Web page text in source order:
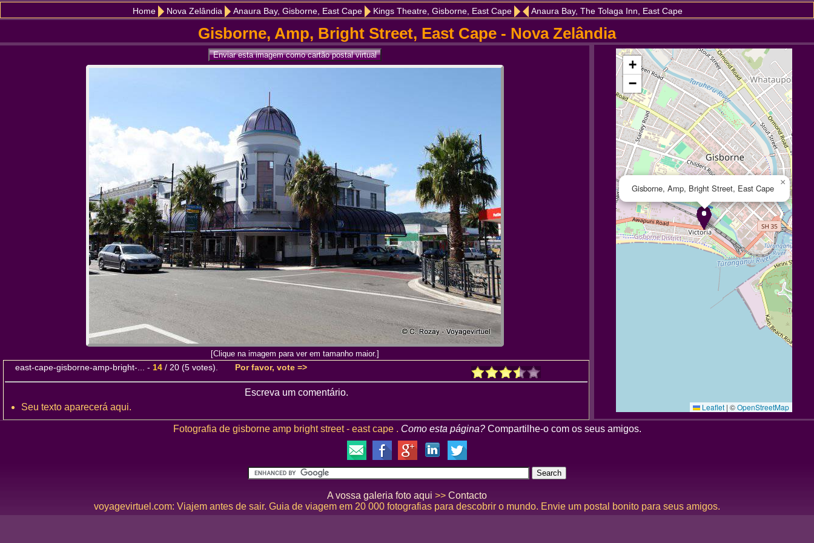
Home Nova Zelândia Anaura Bay, Gisborne, East Cape Kings Theatre, Gisborne, East Cape Anaura Bay, The Tolaga Inn, East Cape
Gisborne, Amp, Bright Street, East Cape - Nova Zelândia
[Clique na imagem para ver em tamanho maior.]
east-cape-gisborne-amp-bright-... - 14 / 20 (5 votes). Por favor, vote =>
Escreva um comentário.
Seu texto aparecerá aqui.
Gisborne, Amp, Bright Street, East Cape
×
+
−
Leaflet | ©OpenStreetMap
Fotografia de gisborne amp bright street - east cape . Como esta página? Compartilhe-o com os seus amigos.
A vossa galeria foto aqui >> Contacto
voyagevirtuel.com: Viajem antes de sair. Guia de viagem em 20 000 fotografias para descobrir o mundo. Envie um postal bonito para seus amigos.